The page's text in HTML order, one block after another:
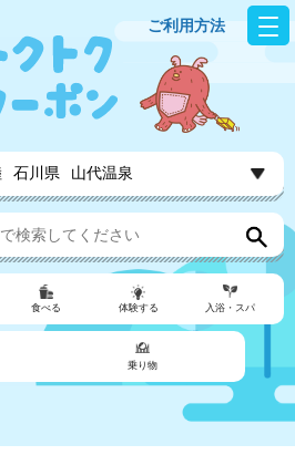
ご利用方法
石川県 山代温泉
食べる 体験する 入浴・スパ
乗り物